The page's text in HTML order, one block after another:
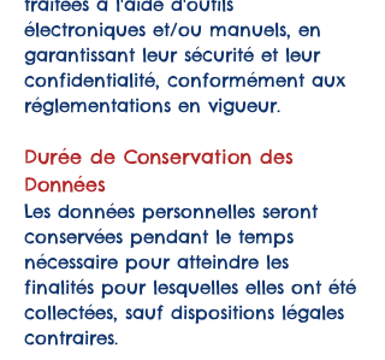
électroniques et/ou manuels, en
garantissant leur sécurité et leur
confidentialité, conformément aux
réglementations en vigueur.
Durée de Conservation des
Données
Les données personnelles seront
conservées pendant le temps
nécessaire pour atteindre les
finalités pour lesquelles elles ont été
collectées, sauf dispositions légales
contraires.